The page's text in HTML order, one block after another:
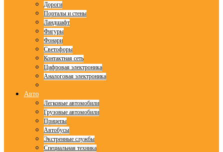
Дороги
Порталы и стены
Ландшафт
Фигуры
Фонари
Светофоры
Контактная сеть
Цифровая электроника
Аналоговая электроника
Авто
Легковые автомобили
Грузовые автомобили
Прицепы
Автобусы
Экстренные службы
Специальная техника